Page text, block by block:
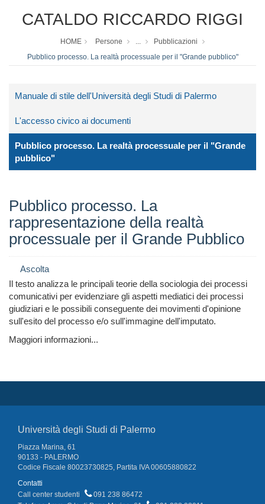
CATALDO RICCARDO RIGGI
HOME Persone ...
Pubblicazioni
Pubblico processo. La realtà processuale per il "Grande pubblico"
Manuale di stile dell'Università degli Studi di Palermo
L'accesso civico ai documenti
Pubblico processo. La realtà processuale per il "Grande
pubblico"
Pubblico processo. La
rappresentazione della realtà
processuale per il Grande Pubblico
Ascolta
Il testo analizza le principali teorie della sociologia dei processi
comunicativi per evidenziare gli aspetti mediatici dei processi
giudiziari e le possibili conseguente dei movimenti d'opinione
sull'esito del processo e/o sull'immagine dell'imputato.
Maggiori informazioni...
Università degli Studi di Palermo
Piazza Marina, 61
90133 - PALERMO
Codice Fiscale 80023730825, Partita IVA 00605880822
Contatti
Call center studenti
091 238 86472